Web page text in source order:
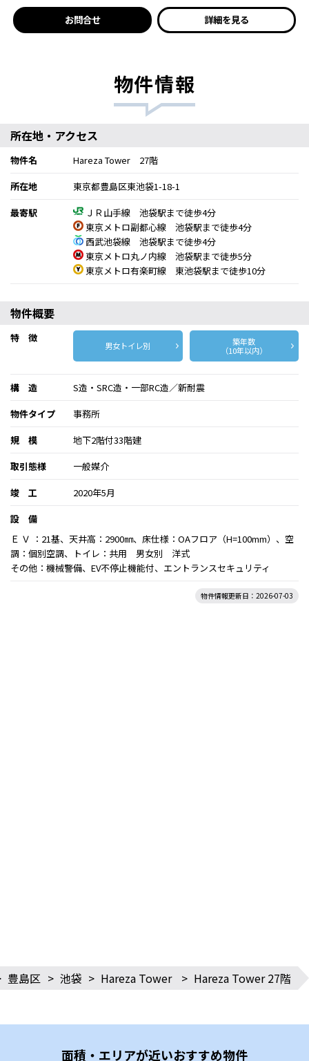
お問合せ 詳細を見る
物件情報
所在地・アクセス
物件名
Hareza Tower 27階
所在地
東京都豊島区東池袋1-18-1
最寄駅
ＪＲ山手線 池袋駅まで徒歩4分
東京メトロ副都心線 池袋駅まで徒歩4分
西武池袋線 池袋駅まで徒歩4分
東京メトロ丸ノ内線 池袋駅まで徒歩5分
東京メトロ有楽町線 東池袋駅まで徒歩10分
物件概要
特 徴
男女トイレ別
築年数
（10年以内）
構 造
S造・SRC造・一部RC造／新耐震
物件タイプ
事務所
規 模
地下2階付33階建
取引態様
一般媒介
竣 工
2020年5月
設 備
Ｅ Ｖ ：21基、天井高：2900㎜、床仕様：OAフロア（H=100mm）、空
調：個別空調、トイレ：共用 男女別 洋式
その他：機械警備、EV不停止機能付、エントランスセキュリティ
物件情報更新日：2026-07-03
豊島区 > 池袋 > Hareza Tower > Hareza Tower 27階
面積・エリアが近いおすすめ物件